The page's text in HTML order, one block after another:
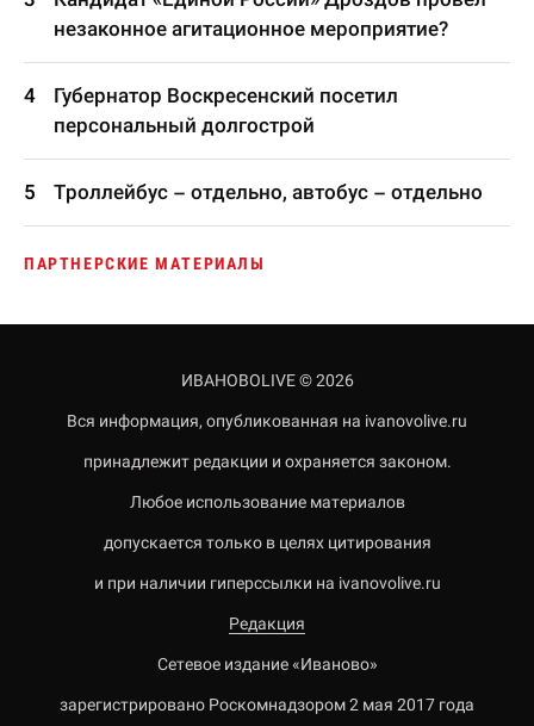
незаконное агитационное мероприятие?
Губернатор Воскресенский посетил
персональный долгострой
Троллейбус – отдельно, автобус – отдельно
ПАРТНЕРСКИЕ МАТЕРИАЛЫ
ИВАНОВОLIVE © 2026
Вся информация, опубликованная на ivanovolive.ru
принадлежит редакции и охраняется законом.
Любое использование материалов
допускается только в целях цитирования
и при наличии гиперссылки на ivanovolive.ru
Редакция
Сетевое издание «Иваново»
зарегистрировано Роскомнадзором 2 мая 2017 года